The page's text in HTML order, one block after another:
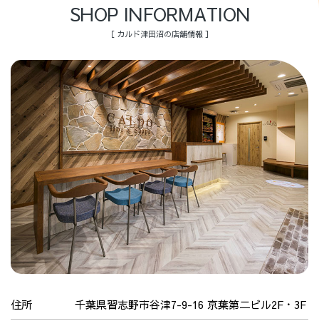
SHOP INFORMATION
［ カルド津田沼の店舗情報 ］
住所 千葉県習志野市谷津7-9-16 京葉第二ビル2F・3F